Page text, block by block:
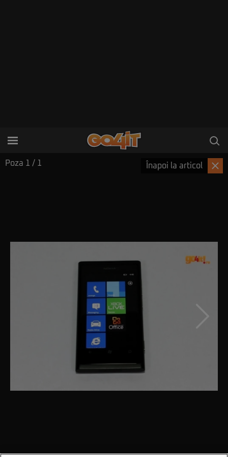
Poza 1 / 1 Înapoi la articol